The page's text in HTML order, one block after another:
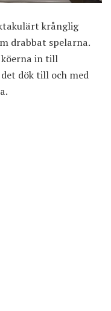
krånglig
drabbat spelarna.
in till
dök till och med